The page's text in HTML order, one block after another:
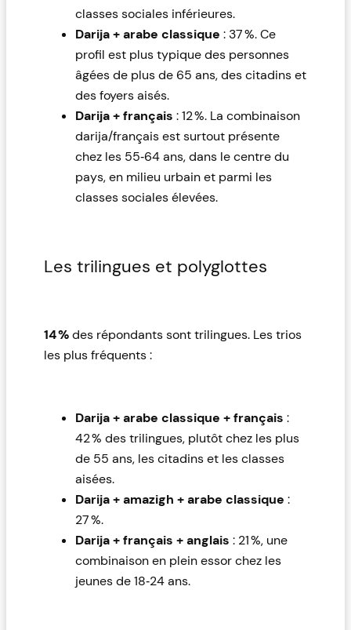
classes sociales inférieures.
Darija + arabe classique : 37 %. Ce
profil est plus typique des personnes
âgées de plus de 65 ans, des citadins et
des foyers aisés.
Darija + français : 12 %. La combinaison
darija/français est surtout présente
chez les 55‑64 ans, dans le centre du
pays, en milieu urbain et parmi les
classes sociales élevées.
Les trilingues et polyglottes
14 %des répondants sont trilingues. Les trios
les plus fréquents :
Darija + arabe classique + français :
42 % des trilingues, plutôt chez les plus
de 55 ans, les citadins et les classes
aisées.
Darija + amazigh + arabe classique :
27 %.
Darija + français + anglais : 21 %, une
combinaison en plein essor chez les
jeunes de 18‑24 ans.